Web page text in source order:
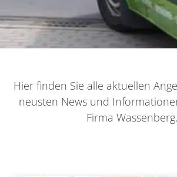
Hier finden Sie alle aktuellen
neusten News und
Firma Wassenberg.